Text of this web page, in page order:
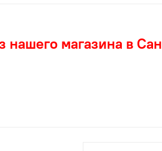
нашего магазина в